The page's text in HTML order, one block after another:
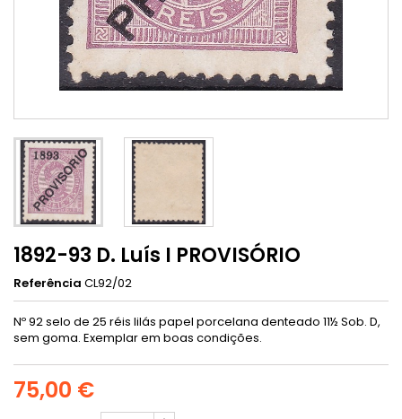
1892-93 D. Luís I PROVISÓRIO
Referência CL92/02
Nº 92 selo de 25 réis lilás papel porcelana denteado 11½ Sob. D,
sem goma. Exemplar em boas condições.
75,00 €